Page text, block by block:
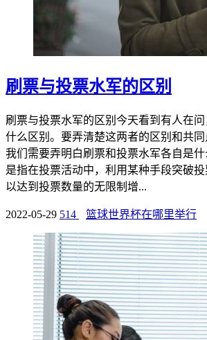
刷票与投票水军的区别
刷票与投票水军的区别今天看到有人在
什么区别。要弄清楚这两者的区别和共
我们需要弄明白刷票和投票水军各自是
是指在投票活动中，利用某种手段突破投
以达到投票数量的无限制增...
2022-05-29 514 篮球世界杯在哪里举行